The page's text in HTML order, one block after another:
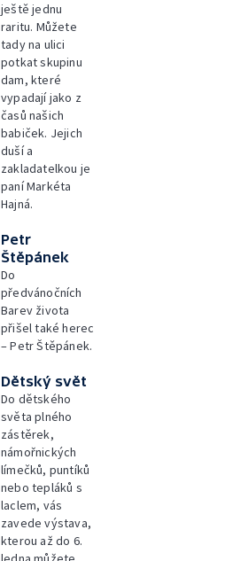
ještě jednu
raritu. Můžete
tady na ulici
potkat skupinu
dam, které
vypadají jako z
časů našich
babiček. Jejich
duší a
zakladatelkou je
paní Markéta
Hajná.
Petr
Štěpánek
Do
předvánočních
Barev života
přišel také herec
– Petr Štěpánek.
Dětský svět
Do dětského
světa plného
zástěrek,
námořnických
límečků, puntíků
nebo tepláků s
laclem, vás
zavede výstava,
kterou až do 6.